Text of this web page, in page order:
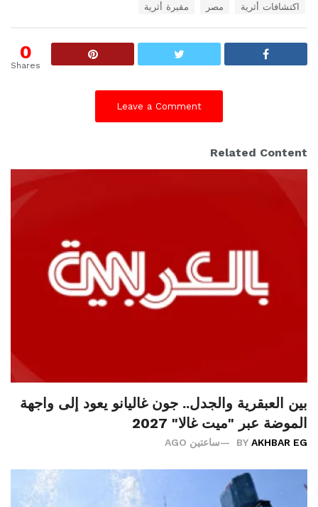
T
s
اكتشافات أثرية مصر مقبرة أثرية
0
Shares
Leave a Comment
Related Content
بين العبقرية والجدل.. جون غاليانو يعود إلى واجهة
الموضة عبر "ميت غالا" 2027
BY AKHBAR EG ساعتين AGO